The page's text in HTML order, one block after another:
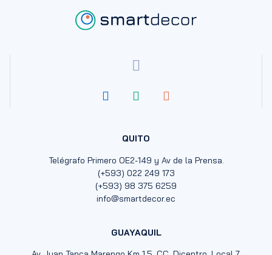
QUITO
Telégrafo Primero OE2-149 y Av de la Prensa.
(+593) 022 249 173
(+593) 98 375 6259
info@smartdecor.ec
GUAYAQUIL